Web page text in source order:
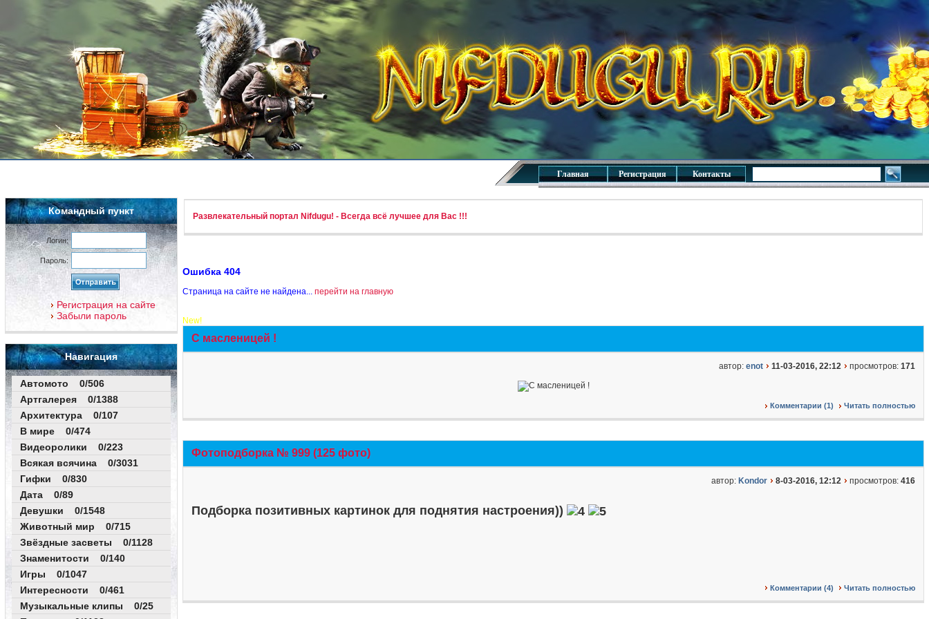
Главная Регистрация Контакты
Командный пункт
Логин:
Пароль:
Регистрация на сайте
Забыли пароль
Навигация
Автомото 0/506
Артгалерея 0/1388
Архитектура 0/107
В мире 0/474
Видеоролики 0/223
Всякая всячина 0/3031
Гифки 0/830
Дата 0/89
Девушки 0/1548
Животный мир 0/715
Звёздные засветы 0/1128
Знаменитости 0/140
Игры 0/1047
Интересности 0/461
Музыкальные клипы 0/25
Развлекательный портал Nifdugu! - Всегда всё лучшее для Вас !!!
Ошибка 404
Страница на сайте не найдена... перейти на главную
New!
С масленицей !
автор: enot 11-03-2016, 22:12 просмотров: 171
Комментарии (1) Читать полностью
Фотоподборка № 999 (125 фото)
автор: Kondor 8-03-2016, 12:12 просмотров: 416
Подборка позитивных картинок для поднятия настроения))
Комментарии (4) Читать полностью